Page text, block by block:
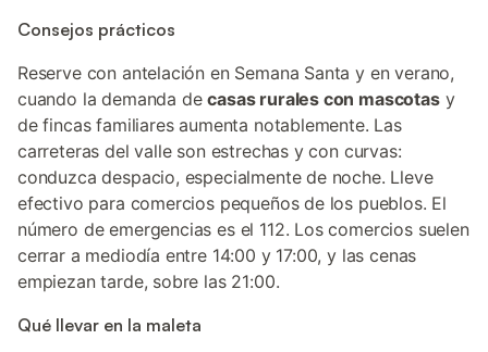
Consejos prácticos
Reserve con antelación en Semana Santa y en verano,
cuando la demanda decasas rurales con mascotasy
de fincas familiares aumenta notablemente. Las
carreteras del valle son estrechas y con curvas:
conduzca despacio, especialmente de noche. Lleve
efectivo para comercios pequeños de los pueblos. El
número de emergencias es el 112. Los comercios suelen
cerrar a mediodía entre 14:00 y 17:00, y las cenas
empiezan tarde, sobre las 21:00.
Qué llevar en la maleta